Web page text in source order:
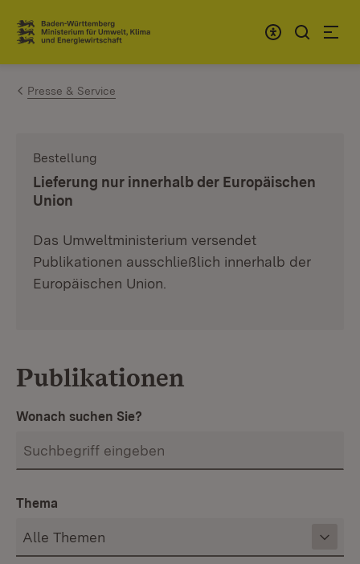
Zum Inhalt springen
Link zur Startseite
Presse & Service
Bestellung
Lieferung nur innerhalb der Europäischen
Union
Das Umweltministerium versendet
Publikationen ausschließlich innerhalb der
Europäischen Union.
Publikationen
Wonach suchen Sie?
Thema